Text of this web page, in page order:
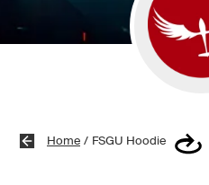
Home / FSGU Hoodie